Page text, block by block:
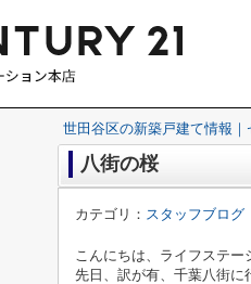
世田谷区の新築戸建て情報
八街の桜
カテゴリ： スタッフブログ
こんにちは、ライフステー
先日、訳が有、千葉八街に